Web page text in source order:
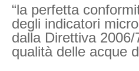
“la perfetta
degli indicatori
dalla Direttiva
qualità delle acque